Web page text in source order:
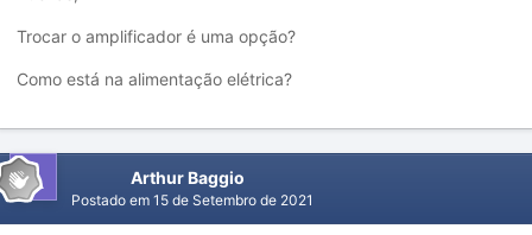
Trocar o amplificador é uma opção?
Como está na alimentação elétrica?
Arthur Baggio
Postado em 15 de Setembro de 2021